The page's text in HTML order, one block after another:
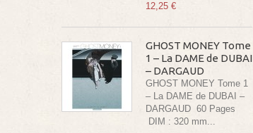
12,25 €
GHOST MONEY Tome
1 – La DAME de DUBAI
– DARGAUD
GHOST MONEY Tome 1
– La DAME de DUBAI –
DARGAUD 60 Pages
DIM : 320 mm...